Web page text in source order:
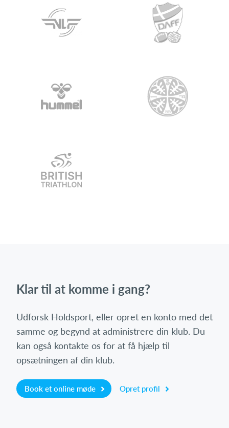
Klar til at komme i gang?
Udforsk Holdsport, eller opret en konto med det
samme og begynd at administrere din klub. Du
kan også kontakte os for at få hjælp til
opsætningen af din klub.
Book et online møde Opret profil